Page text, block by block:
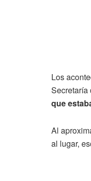
Los
Secretaría
que
Al
al lugar,